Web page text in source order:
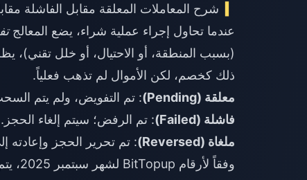
شرح المعاملات المعلقة مقابل الفاشلة
عندما تحاول إجراء عملية شراء، يضع المعالج
(بسبب المنطقة، أو الاحتيال، أو خلل تقني)،
ذلك كخصم، لكن الأموال لم تذهب فعلياً.
معلقة (Pending)
: تم التفويض، ولم يتم السحب. تستغرق
فاشلة (Failed)
: تم الرفض؛ سيتم إلغاء الحجز.
ملغاة (Reversed)
: تم تحرير الحجز وإعادته
وفقاً لأرقام BitTopup لشهر سبتمبر 2025، يتم حل